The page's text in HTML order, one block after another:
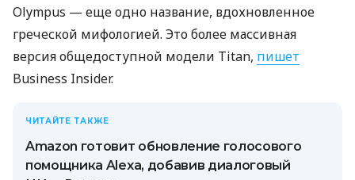
Olympus — еще одно название, вдохновленное
греческой мифологией. Это более массивная
версия общедоступной модели Titan, пишет
Business Insider.
ЧИТАЙТЕ ТАКЖЕ
Amazon готовит обновление голосового
помощника Alexa, добавив диалоговый